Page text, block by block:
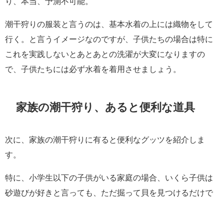
潮干狩りの服装と言うのは、基本水着の上には織物をして
行く。と言うイメージなのですが、子供たちの場合は特に
これを実践しないとあとあとの洗濯が大変になりますの
で、子供たちには必ず水着を着用させましょう。
家族の潮干狩り、あると便利な道具
次に、家族の潮干狩りに有ると便利なグッツを紹介しま
す。
特に、小学生以下の子供がいる家庭の場合、いくら子供は
砂遊びが好きと言っても、ただ掘って貝を見つけるだけで